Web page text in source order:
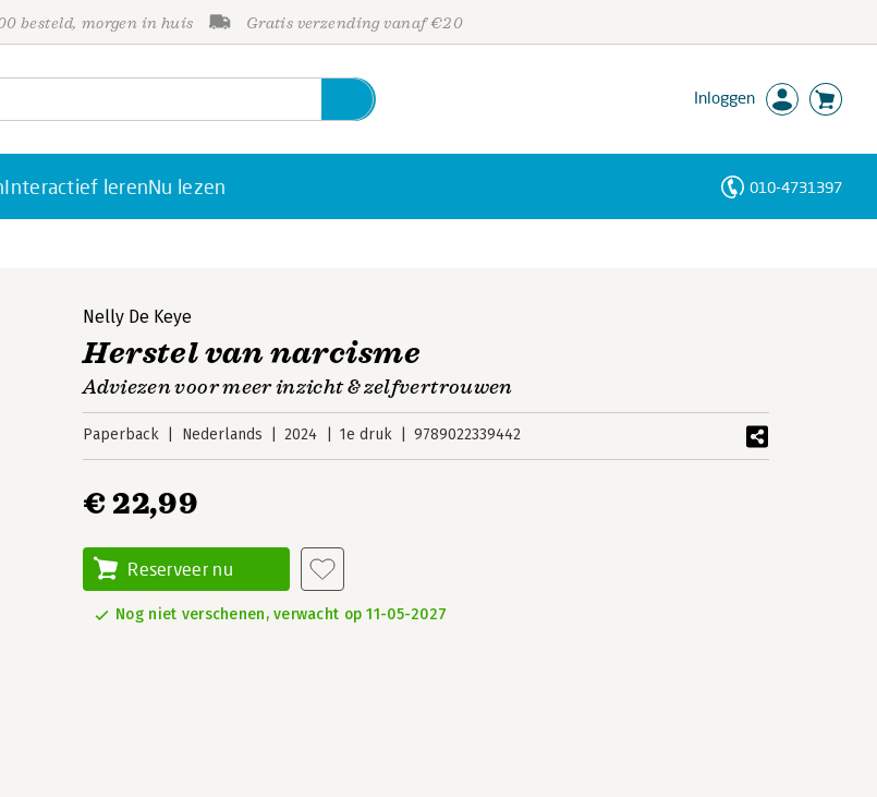
besteld, morgen in huis Gratis verzending vanaf €20
Inloggen
Interactief lerenNu lezen 010-4731397
Nelly De Keye
Herstel van narcisme
Adviezen voor meer inzicht & zelfvertrouwen
Paperback Nederlands 2024 1e druk 9789022339442
€ 22,99
Reserveer nu
Nog niet verschenen, verwacht op 11-05-2027
Personen